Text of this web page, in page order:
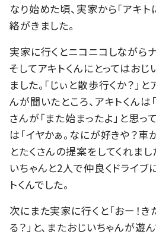
なり始めた頃、実家から「アキト
絡がきました。
実家に行くとニコニコしながら
そしてアキトくんにとってはおじ
ました。「じぃと散歩行くか？」
んが聞いたところ、アキトくんは
さんが「また始まったよ」と思っ
は「イヤかぁ。なにが好きや？車
とたくさんの提案をしてくれま
いちゃんと2人で仲良くドライブ
トくんでした。
次にまた実家に行くと「おー！
る？」と、またおじいちゃんが遊